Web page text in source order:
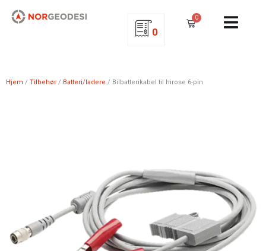
0
0
Hjem / Tilbehør / Batteri/ladere / Bilbatterikabel til hirose 6-pin